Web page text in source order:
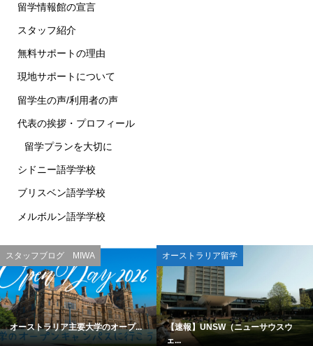
留学情報館の宣言
スタッフ紹介
無料サポートの理由
現地サポートについて
留学生の声/利用者の声
代表の挨拶・プロフィール
留学プランを大切に
シドニー語学学校
ブリスベン語学学校
メルボルン語学学校
スタッフブログ MIWA
オーストラリア主要大学のオープ...
オーストラリア留学
【速報】UNSW（ニューサウスウ
ェ...